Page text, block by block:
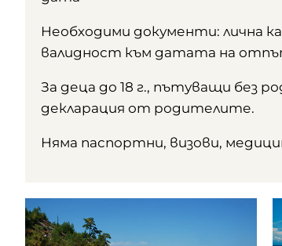
Необходими документи: лична
валидност към датата на
За деца до 18 г., пътуващи без
декларация от родителите.
Няма паспортни, визови,